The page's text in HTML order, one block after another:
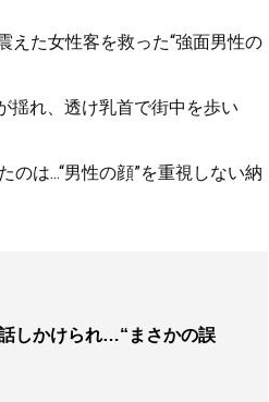
た女性客を救った“強面男性の
揺れ、透け乳首で街中を歩い
は...“男性の顔”を重視しない納
しかけられ…“まさかの誤